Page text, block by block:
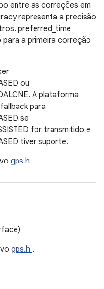
entre as correções em
representa a precisão
preferred_time
a primeira correção
ou
A plataforma
para
se
for transmitido e
tiver suporte.
gps.h .
gps.h .